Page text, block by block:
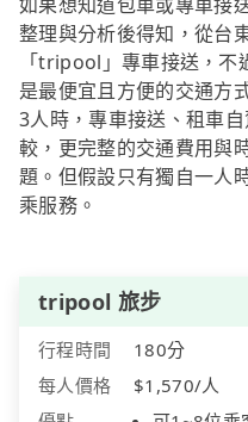
如果想知道包車或專車接
整理與分析後得知，從台
「tripool」專車接送，
是最便宜且方便的交通方
3人時，專車接送、租車
較，更完整的交通費用與
題。但假設只有獨自一人
乘服務。
tripool 旅步
行程時間
180分
每人價格
$1,570/人